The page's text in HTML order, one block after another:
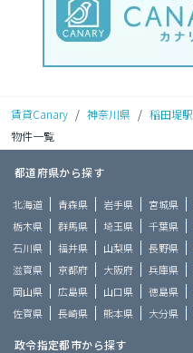
賃貸Canary / 神奈川県 / 稲田堤駅
物件一覧
都道府県から探す
北海道 青森県 岩手県 宮城県
栃木県
群馬県 埼玉県 千葉県
石川県
福井県 山梨県 長野県
滋賀県
京都府 大阪府 兵庫県
岡山県
広島県 山口県 徳島県
佐賀県
長崎県 熊本県 大分県
政令指定都市から探す